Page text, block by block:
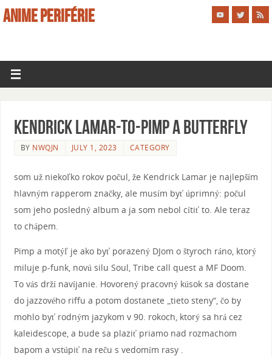
ANIME PERIFÉRIE
Kendrick Lamar-to-Pimp A Butterfly
BY NWQJN JULY 1, 2023 CATEGORY
som už niekoľko rokov počul, že Kendrick Lamar je najlepším
hlavným rapperom značky, ale musím byť úprimný: počul
som jeho posledný album a ja som nebol cítiť to. Ale teraz
to chápem.
Pimp a motýľ je ako byť porazený DJom o štyroch ráno, ktorý
miluje p-funk, novú silu Soul, Tribe call quest a MF Doom.
To vás drží navíjanie. Hovorený pracovný kúsok sa dostane
do jazzového riffu a potom dostanete „tieto steny“, čo by
mohlo byť rodným jazykom v 90. rokoch, ktorý sa hrá cez
kaleidescope, a bude sa plaziť priamo nad rozmachom
bapom a vstúpiť na reču s vedomím rasy .